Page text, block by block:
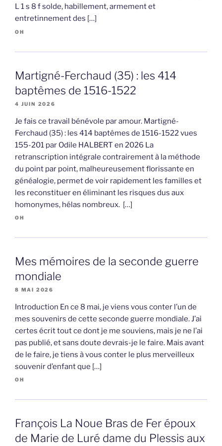
L 1 s 8 f solde, habillement, armement et
entretinnement des […]
OH
Martigné-Ferchaud (35) : les 414
baptêmes de 1516-1522
4 JUIN 2026
Je fais ce travail bénévole par amour. Martigné-
Ferchaud (35) : les 414 baptêmes de 1516-1522 vues
155-201 par Odile HALBERT en 2026 La
retranscription intégrale contrairement à la méthode
du point par point, malheureusement florissante en
généalogie, permet de voir rapidement les familles et
les reconstituer en éliminant les risques dus aux
homonymes, hélas nombreux. […]
OH
Mes mémoires de la seconde guerre
mondiale
8 MAI 2026
Introduction En ce 8 mai, je viens vous conter l’un de
mes souvenirs de cette seconde guerre mondiale. J’ai
certes écrit tout ce dont je me souviens, mais je ne l’ai
pas publié, et sans doute devrais-je le faire. Mais avant
de le faire, je tiens à vous conter le plus merveilleux
souvenir d’enfant que […]
OH
François La Noue Bras de Fer époux
de Marie de Luré dame du Plessis aux